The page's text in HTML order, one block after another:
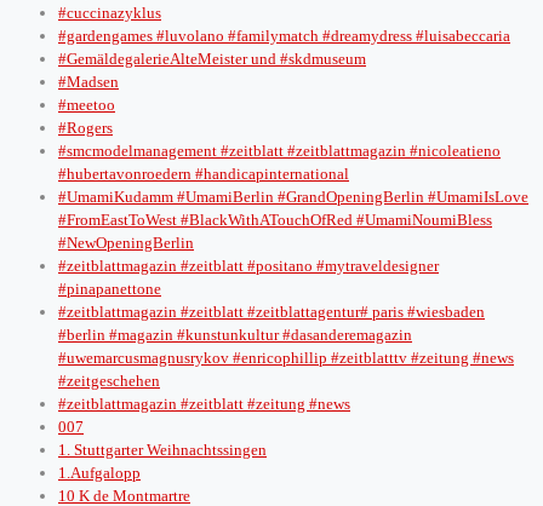
#cuccinazyklus
#gardengames #luvolano #familymatch #dreamydress #luisabeccaria
#GemäldegalerieAlteMeister und #skdmuseum
#Madsen
#meetoo
#Rogers
#smcmodelmanagement #zeitblatt #zeitblattmagazin #nicoleatieno
#hubertavonroedern #handicapinternational
#UmamiKudamm #UmamiBerlin #GrandOpeningBerlin #UmamiIsLove
#FromEastToWest #BlackWithATouchOfRed #UmamiNoumiBless
#NewOpeningBerlin
#zeitblattmagazin #zeitblatt #positano #mytraveldesigner
#pinapanettone
#zeitblattmagazin #zeitblatt #zeitblattagentur# paris #wiesbaden
#berlin #magazin #kunstunkultur #dasanderemagazin
#uwemarcusmagnusrykov #enricophillip #zeitblatttv #zeitung #news
#zeitgeschehen
#zeitblattmagazin #zeitblatt #zeitung #news
007
1. Stuttgarter Weihnachtssingen
1.Aufgalopp
10 K de Montmartre